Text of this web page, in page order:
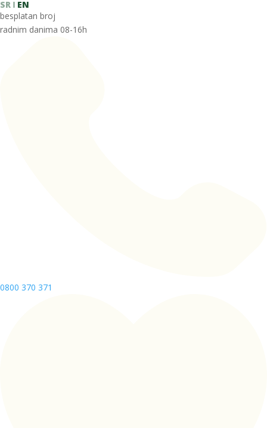
SR
EN
besplatan broj
radnim danima 08-16h
0800 370 371